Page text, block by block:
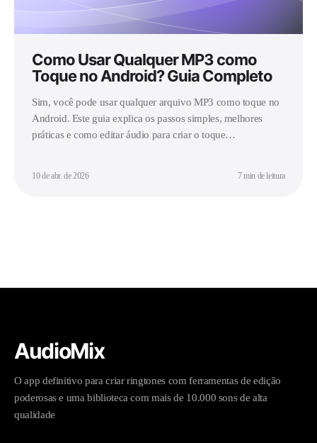
Como Usar Qualquer MP3 como
Toque no Android? Guia Completo
Sim, você pode usar qualquer arquivo MP3 como toque no
Android. Este guia explica os passos simples, melhores
práticas e como editar áudio para criar o toque
10 de abr. de 2026 7 min de leitura
AudioMix
O app definitivo para criar ringtones com ferramentas de edição
poderosas e uma biblioteca com mais de 10.000 sons de alta
qualidade